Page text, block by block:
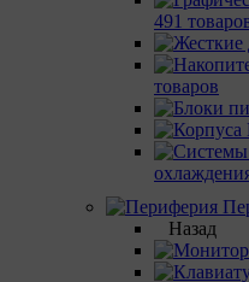
491
товаров
Назад